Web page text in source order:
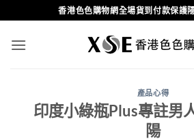
to
content
香港色色購物網全場貨到付款保護
產品心得
印度小綠瓶Plus專註男
陽